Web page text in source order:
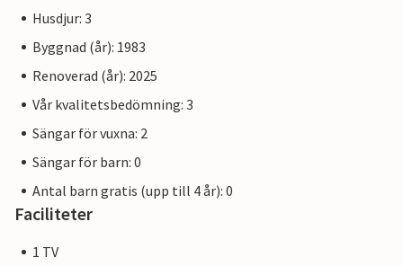
Husdjur: 3
Byggnad (år): 1983
Renoverad (år): 2025
Vår kvalitetsbedömning: 3
Sängar för vuxna: 2
Sängar för barn: 0
Antal barn gratis (upp till 4 år): 0
Faciliteter
1 TV